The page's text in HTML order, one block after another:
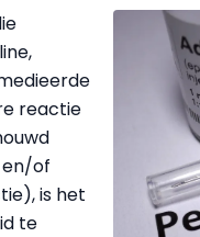
reactie
en/of
is het
te